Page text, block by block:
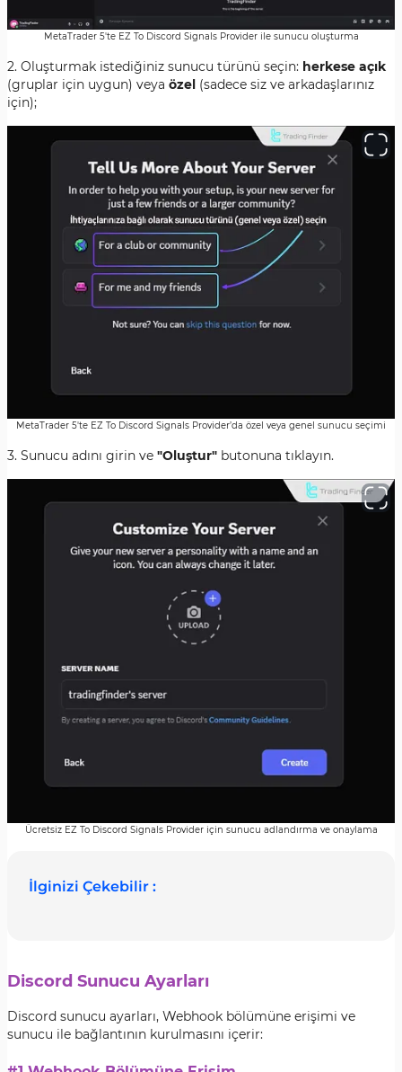
MetaTrader 5'te EZ To Discord Signals Provider ile sunucu oluşturma
2. Oluşturmak istediğiniz sunucu türünü seçin: herkese açık
(gruplar için uygun) veya özel (sadece siz ve arkadaşlarınız
için);
MetaTrader 5'te EZ To Discord Signals Provider’da özel veya genel sunucu seçimi
3. Sunucu adını girin ve "Oluştur" butonuna tıklayın.
Ücretsiz EZ To Discord Signals Provider için sunucu adlandırma ve onaylama
İlginizi Çekebilir :
Discord Sunucu Ayarları
Discord sunucu ayarları, Webhook bölümüne erişimi ve
sunucu ile bağlantının kurulmasını içerir: